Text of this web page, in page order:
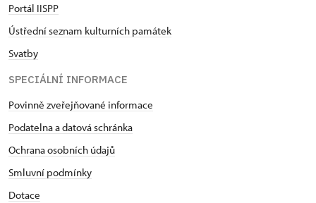
Portál IISPP
Ústřední seznam kulturních památek
Svatby
SPECIÁLNÍ INFORMACE
Povinně zveřejňované informace
Podatelna a datová schránka
Ochrana osobních údajů
Smluvní podmínky
Dotace